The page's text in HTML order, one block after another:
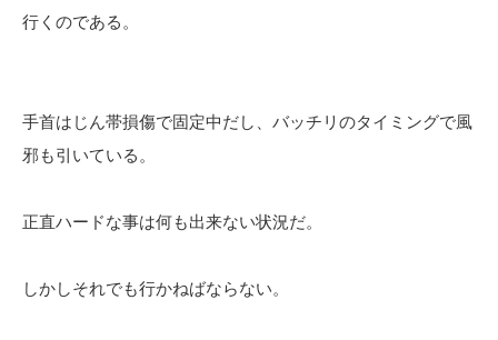
行くのである。
手首はじん帯損傷で固定中だし、バッチリのタイミングで風
邪も引いている。
正直ハードな事は何も出来ない状況だ。
しかしそれでも行かねばならない。